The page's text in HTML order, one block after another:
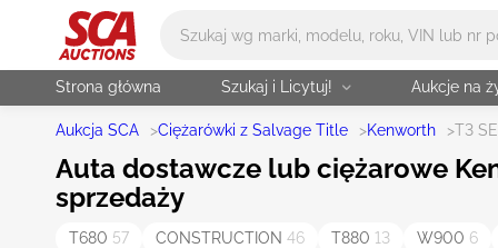
Strona główna Szukaj i Licytuj! Aukcje na
Aukcja SCA >Ciężarówki z Salvage Title >Kenworth >T3
Auta dostawcze lub ciężarowe
sprzedaży
T680 57 CONSTRUCTION 46 T880 13 W900 6